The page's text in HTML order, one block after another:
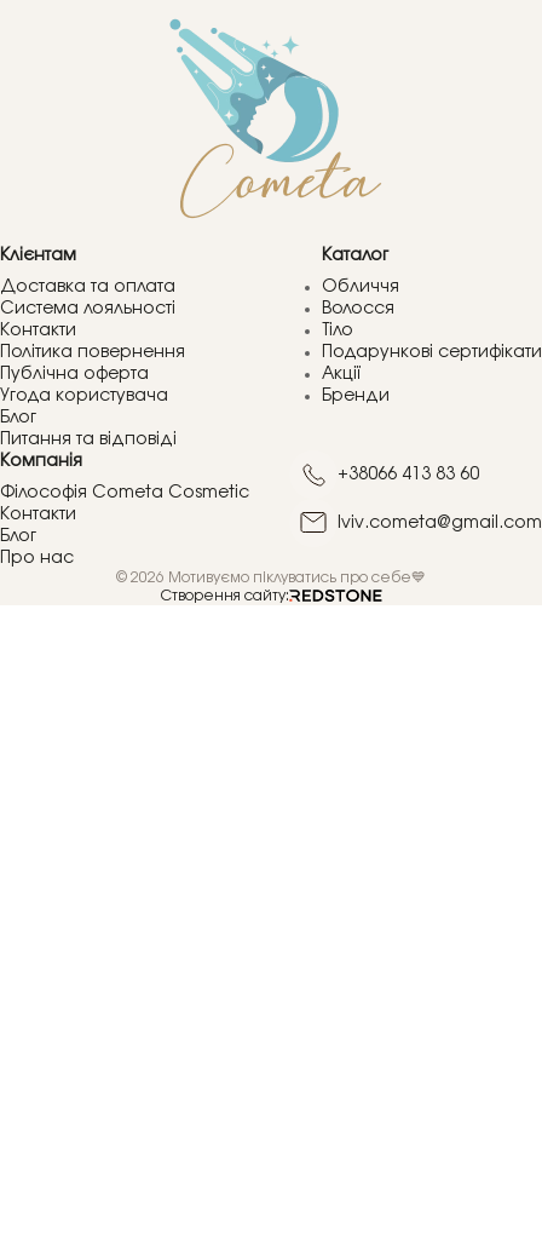
Клієнтам
Доставка та оплата
Система лояльності
Контакти
Політика повернення
Публічна оферта
Угода користувача
Блог
Питання та відповіді
Каталог
Обличчя
Волосся
Тіло
Подарункові сертифікати
Акції
Бренди
Компанія
Філософія Cometa Cosmetic
Контакти
Блог
Про нас
+38066 413 83 60
lviv.cometa@gmail.com
© 2026 Мотивуємо піклуватись про себе💙
Створення сайту: